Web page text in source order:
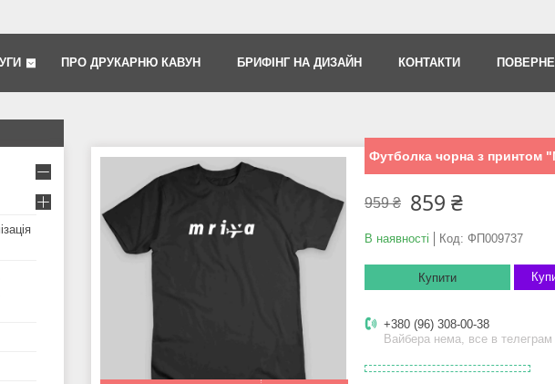
ПРО ДРУКАРНЮ КАВУН БРИФІНГ НА ДИЗАЙН КОНТАКТИ
Футболка чорна з принтом
959 ₴ 859 ₴
В наявності Код: ФП009737
Купити
+380 (96) 308-00-38
Вайбера нема, все в телеграм